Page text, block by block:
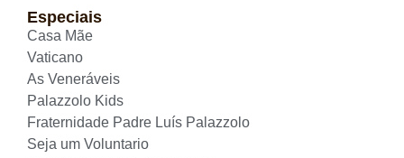
Especiais
Casa Mãe
Vaticano
As Veneráveis
Palazzolo Kids
Fraternidade Padre Luís Palazzolo
Seja um Voluntario